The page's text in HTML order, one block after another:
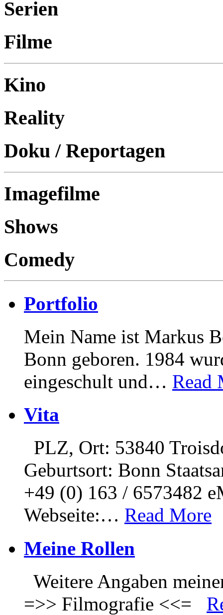
Serien
Filme
Kino
Reality
Doku / Reportagen
Imagefilme
Shows
Comedy
Portfolio
Mein Name ist Markus
Bonn geboren. 1984
eingeschult und… Read
Vita
PLZ, Ort: 53840
Geburtsort: Bonn
+49 (0) 163 / 6573482
Webseite:… Read More
Meine Rollen
Weitere Angaben
=>> Filmografie <<=